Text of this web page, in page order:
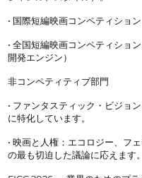
• 国際短編映画コンペティショ
• 全国短編映画コンペティショ
開発エンジン）
非コンペティティブ部門
• ファンタスティック・ビジョ
に特化しています。
• 映画と人権：エコロジー、フ
の最も切迫した議論に応えます。